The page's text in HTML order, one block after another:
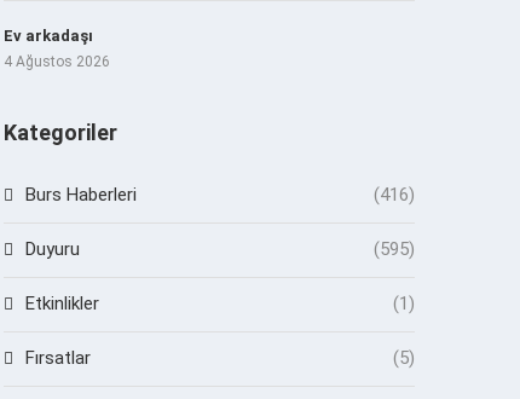
Ev arkadaşı
4 Ağustos 2026
Kategoriler
Burs Haberleri (416)
Duyuru (595)
Etkinlikler (1)
Fırsatlar (5)